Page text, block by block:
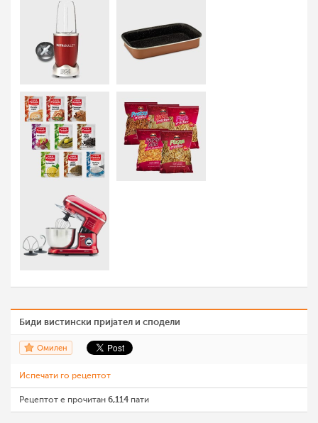
Биди вистински пријател и сподели
Омилен
Испечати го рецептот
Рецептот е прочитан 6,114 пати